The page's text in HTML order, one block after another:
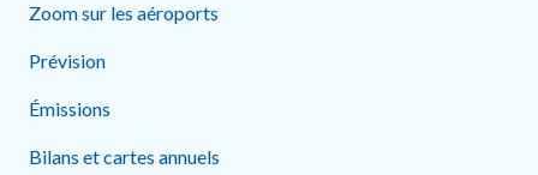
Zoom sur les aéroports
Prévision
Émissions
Bilans et cartes annuels